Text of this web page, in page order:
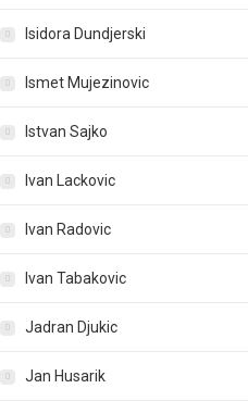
Isidora Dundjerski
Ismet Mujezinovic
Istvan Sajko
Ivan Lackovic
Ivan Radovic
Ivan Tabakovic
Jadran Djukic
Jan Husarik